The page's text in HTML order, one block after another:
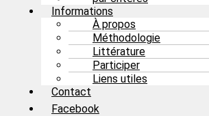
Informations
À propos
Méthodologie
Littérature
Participer
Liens utiles
Contact
Facebook